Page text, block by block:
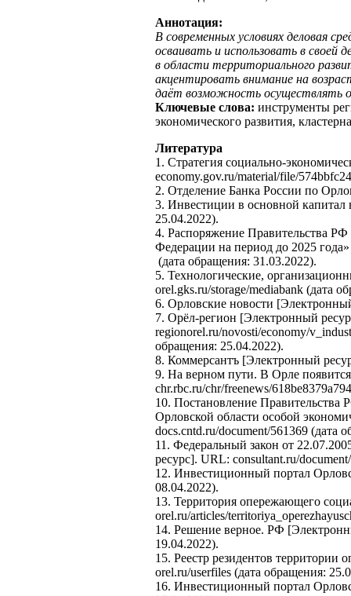
Аннотация:
В современных условиях деловая
осваивать и использовать в своей
в области территориального
акцентировать внимание на
даёт возможность осуществлять
Ключевые слова: инструменты
экономического развития,
Литература
1. Стратегия социально-
economy.gov.ru/material/file/
2. Отделение Банка России по
3. Инвестиции в основной капитал
25.04.2022).
4. Распоряжение Правительства
Федерации на период до 2025
(дата обращения: 31.03.2022).
5. Технологические,
orel.gks.ru/storage/mediabank (дата
6. Орловские новости
7. Орёл-регион [Электронный
regionorel.ru/novosti/economy/
обращения: 25.04.2022).
8. Коммерсантъ [Электронный
9. На верном пути. В Орле
chr.rbc.ru/chr/freenews/
10. Постановление
Орловской области особой
docs.cntd.ru/document/561369 (дата
11. Федеральный закон от
ресурс]. URL: consultant.ru/
12. Инвестиционный портал
08.04.2022).
13. Территория опережающего
orel.ru/articles/
14. Решение верное. РФ
19.04.2022).
15. Реестр резидентов
orel.ru/userfiles (дата обращения:
16. Инвестиционный портал